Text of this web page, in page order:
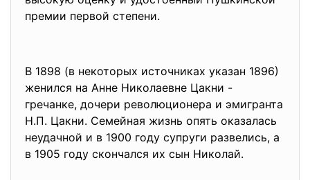
премии первой степени.
В 1898 (в некоторых источниках указан 1896)
женился на Анне Николаевне Цакни -
гречанке, дочери революционера и эмигранта
Н.П. Цакни. Семейная жизнь опять оказалась
неудачной и в 1900 году супруги развелись, а
в 1905 году скончался их сын Николай.